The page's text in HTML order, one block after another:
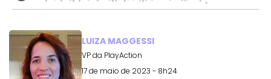
LUIZA MAGGESSI
VP da PlayAction
17 de maio de 2023 - 8h24